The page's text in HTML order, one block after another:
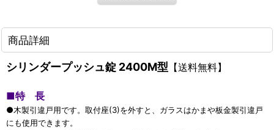
商品詳細
シリンダープッシュ錠 2400M型 【送料無料】
■特 長
●木製引違戸用です。取付座(3)を外すと、ガラスはかまや板金製引違戸
にも使用できます。